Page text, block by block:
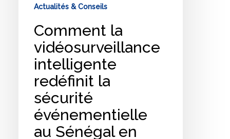
Actualités & Conseils
Comment la
vidéosurveillance
intelligente
redéfinit la
sécurité
événementielle
au Sénégal en